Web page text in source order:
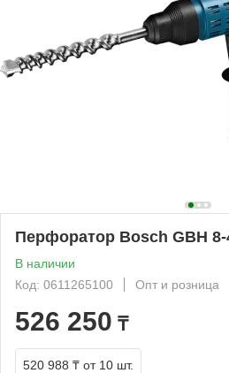
Перфоратор Bosch GBH 8-
В наличии
Код: 0611265100
Опт и розница
526 250 ₸
520 988 ₸ от 10 шт.